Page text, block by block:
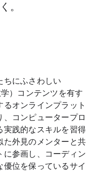
。
ちにふさわしい
）コンテンツを有す
オンラインプラット
コンピュータープロ
実践的なスキルを習得
た外見のメンターと共
に参画し、コーディン
位を保っているサイ